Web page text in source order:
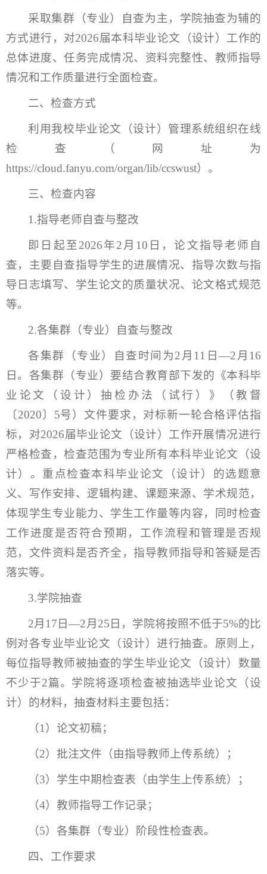
采取集群（专业）自查为主，学院抽查为辅的
方式进行，对2026届本科毕业论文（设计）工作的
总体进度、任务完成情况、资料完整性、教师指导
情况和工作质量进行全面检查。
二、检查方式
利用我校毕业论文（设计）管理系统组织在线
检查（网址为
https://cloud.fanyu.com/organ/lib/ccswust）。
三、检查内容
1.指导老师自查与整改
即日起至2026年2月10日，论文指导老师自
查，主要自查指导学生的进展情况、指导次数与指
导日志填写、学生论文的质量状况、论文格式规范
等。
2.各集群（专业）自查与整改
各集群（专业）自查时间为2月11日—2月16
日。各集群（专业）要结合教育部下发的《本科毕
业论文（设计）抽检办法（试行）》（教督
〔2020〕5号）文件要求，对标新一轮合格评估指
标，对2026届毕业论文（设计）工作开展情况进行
严格检查，检查范围为专业所有本科毕业论文（设
计）。重点检查本科毕业论文（设计）的选题意
义、写作安排、逻辑构建、课题来源、学术规范，
体现学生专业能力、学生工作量等内容，同时检查
工作进度是否符合预期，工作流程和管理是否规
范，文件资料是否齐全，指导教师指导和答疑是否
落实等。
3.学院抽查
2月17日—2月25日，学院将按照不低于5%的比
例对各专业毕业论文（设计）进行抽查。原则上，
每位指导教师被抽查的学生毕业论文（设计）数量
不少于2篇。学院将逐项检查被抽选毕业论文（设
计）的材料，抽查材料主要包括：
（1）论文初稿；
（2）批注文件（由指导教师上传系统）；
（3）学生中期检查表（由学生上传系统）；
（4）教师指导工作记录；
（5）各集群（专业）阶段性检查表。
四、工作要求